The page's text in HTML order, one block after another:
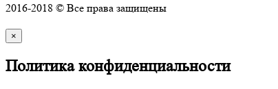
2016-2018 © Все права защищены
×
Политика конфиденциальности